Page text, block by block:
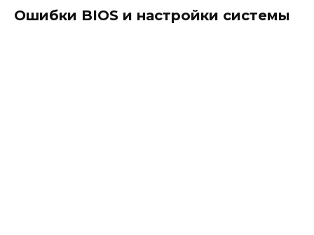
Ошибки BIOS и настройки системы